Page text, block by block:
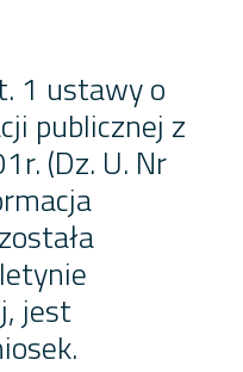
1 ustawy o
publicznej z
(Dz. U. Nr
jest